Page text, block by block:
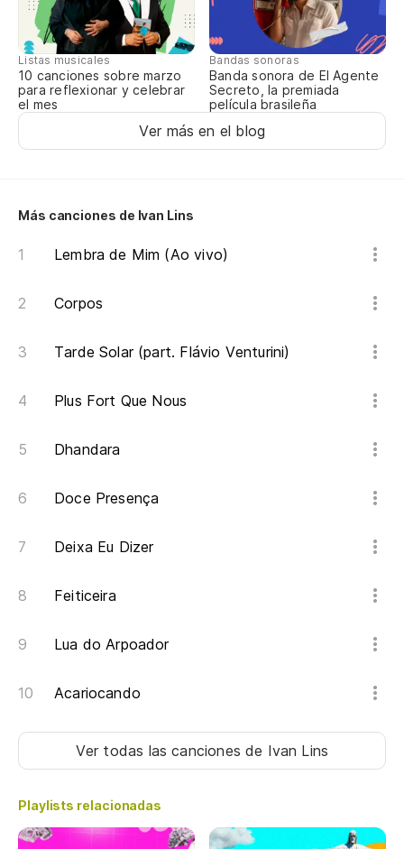
Listas musicales
10 canciones sobre marzo
para reflexionar y celebrar
el mes
Bandas sonoras
Banda sonora de El Agente
Secreto, la premiada
película brasileña
Ver más en el blog
Más canciones de Ivan Lins
Lembra de Mim (Ao vivo)
Corpos
Tarde Solar (part. Flávio Venturini)
Plus Fort Que Nous
Dhandara
Doce Presença
Deixa Eu Dizer
Feiticeira
Lua do Arpoador
Acariocando
Ver todas las cancionesde Ivan Lins
Playlists relacionadas